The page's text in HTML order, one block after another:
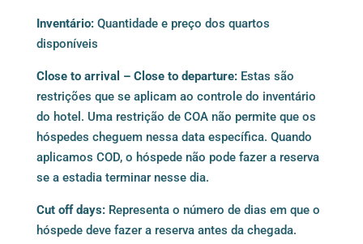
Inventário: Quantidade e preço dos quartos
disponíveis
Close to arrival – Close to departure: Estas são
restrições que se aplicam ao controle do inventário
do hotel. Uma restrição de COA não permite que os
hóspedes cheguem nessa data específica. Quando
aplicamos COD, o hóspede não pode fazer a reserva
se a estadia terminar nesse dia.
Cut off days: Representa o número de dias em que o
hóspede deve fazer a reserva antes da chegada.